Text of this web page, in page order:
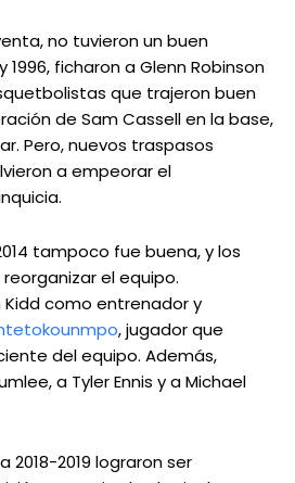
no tuvieron un buen
1996, ficharon a Glenn Robinson
que trajeron buen
de Sam Cassell en la base,
Pero, nuevos traspasos
a empeorar el
tampoco fue buena, y los
el equipo.
como entrenador y
, jugador que
del equipo. Además,
a Tyler Ennis y a Michael
2019 lograron ser